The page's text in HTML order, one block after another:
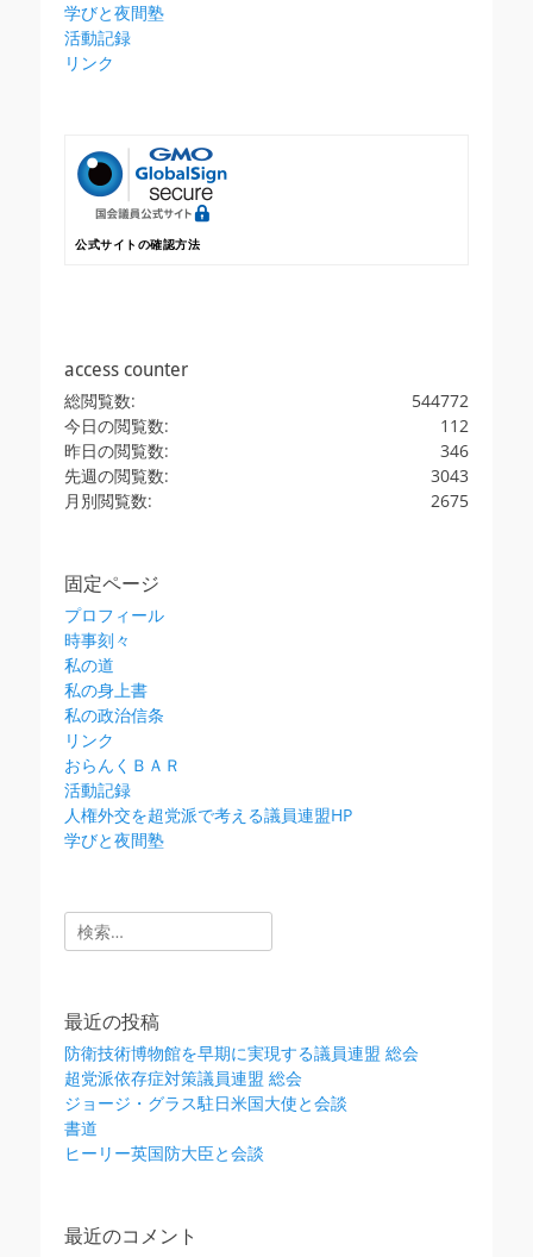
学びと夜間塾
活動記録
リンク
公式サイトの確認方法
access counter
544772
総閲覧数:
112
今日の閲覧数:
346
昨日の閲覧数:
3043
先週の閲覧数:
2675
月別閲覧数:
固定ページ
プロフィール
時事刻々
私の道
私の身上書
私の政治信条
リンク
おらんくＢＡＲ
活動記録
人権外交を超党派で考える議員連盟HP
学びと夜間塾
検
索:
最近の投稿
防衛技術博物館を早期に実現する議員連盟 総会
超党派依存症対策議員連盟 総会
ジョージ・グラス駐日米国大使と会談
書道
ヒーリー英国防大臣と会談
最近のコメント